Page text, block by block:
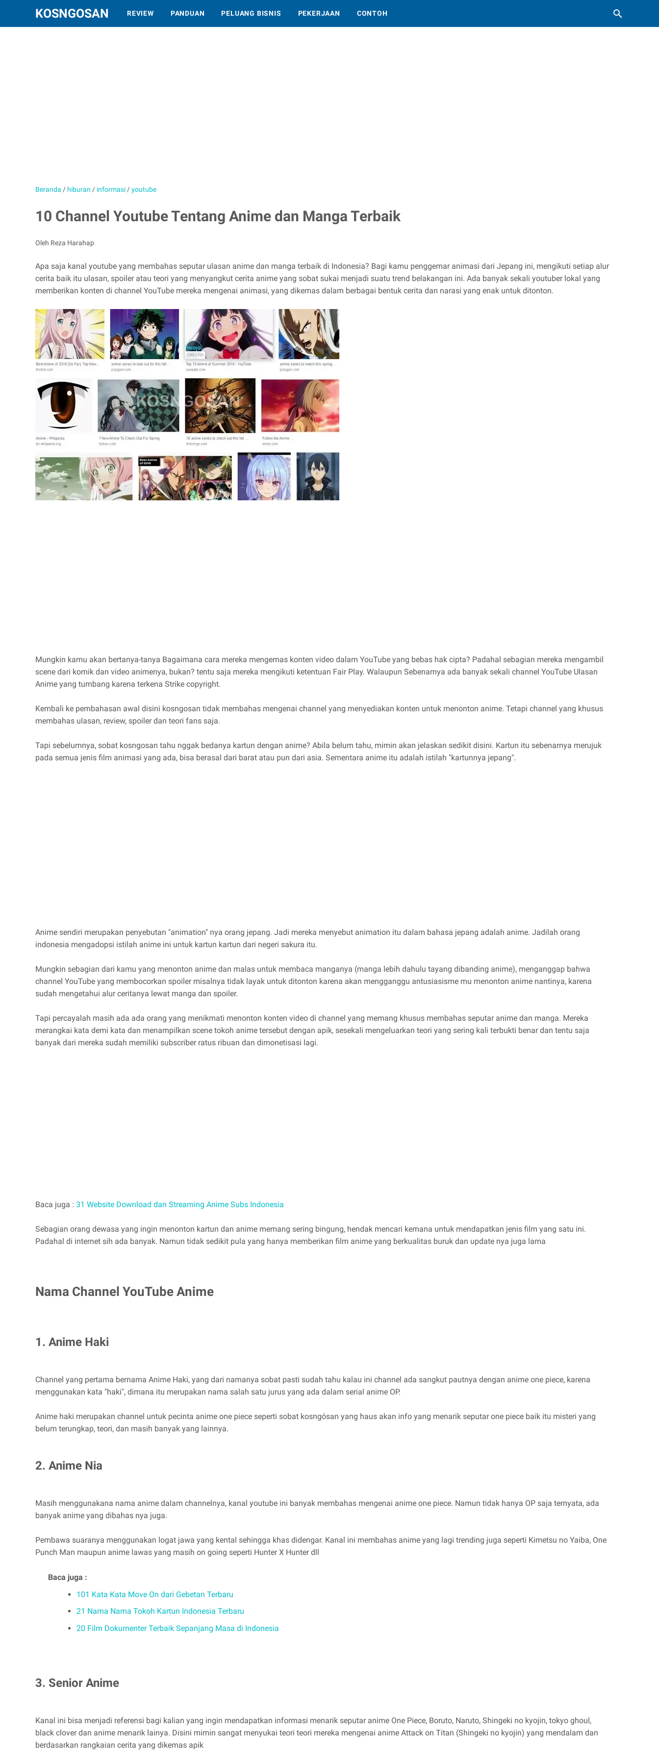
KOSNGOSAN REVIEW PANDUAN PELUANG BISNIS PEKERJAAN CONTOH
Beranda / hiburan / informasi /youtube
10 Channel Youtube Tentang Anime dan Manga Terbaik
Oleh Reza Harahap
Apa saja kanal youtube yang membahas seputar ulasan anime dan manga terbaik di Indonesia? Bagi kamu penggemar animasi dari Jepang ini, mengikuti setiap alur
cerita baik itu ulasan, spoiler atau teori yang menyangkut cerita anime yang sobat sukai menjadi suatu trend belakangan ini. Ada banyak sekali youtuber lokal yang
memberikan konten di channel YouTube mereka mengenai animasi, yang dikemas dalam berbagai bentuk cerita dan narasi yang enak untuk ditonton.
Mungkin kamu akan bertanya-tanya Bagaimana cara mereka mengemas konten video dalam YouTube yang bebas hak cipta? Padahal sebagian mereka mengambil
scene dari komik dan video animenya, bukan? tentu saja mereka mengikuti ketentuan Fair Play. Walaupun Sebenarnya ada banyak sekali channel YouTube Ulasan
Anime yang tumbang karena terkena Strike copyright.
Kembali ke pembahasan awal disini kosngosan tidak membahas mengenai channel yang menyediakan konten untuk menonton anime. Tetapi channel yang khusus
membahas ulasan, review, spoiler dan teori fans saja.
Tapi sebelumnya, sobat kosngosan tahu nggak bedanya kartun dengan anime? Abila belum tahu, mimin akan jelaskan sedikit disini. Kartun itu sebenarnya merujuk
pada semua jenis film animasi yang ada, bisa berasal dari barat atau pun dari asia. Sementara anime itu adalah istilah "kartunnya jepang".
Anime sendiri merupakan penyebutan "animation" nya orang jepang. Jadi mereka menyebut animation itu dalam bahasa jepang adalah anime. Jadilah orang
indonesia mengadopsi istilah anime ini untuk kartun kartun dari negeri sakura itu.
Mungkin sebagian dari kamu yang menonton anime dan malas untuk membaca manganya (manga lebih dahulu tayang dibanding anime), menganggap bahwa
channel YouTube yang membocorkan spoiler misalnya tidak layak untuk ditonton karena akan mengganggu antusiasisme mu menonton anime nantinya, karena
sudah mengetahui alur ceritanya lewat manga dan spoiler.
Tapi percayalah masih ada ada orang yang menikmati menonton konten video di channel yang memang khusus membahas seputar anime dan manga. Mereka
merangkai kata demi kata dan menampilkan scene tokoh anime tersebut dengan apik, sesekali mengeluarkan teori yang sering kali terbukti benar dan tentu saja
banyak dari mereka sudah memiliki subscriber ratus ribuan dan dimonetisasi lagi.
Baca juga : 31 Website Download dan Streaming Anime Subs Indonesia
Sebagian orang dewasa yang ingin menonton kartun dan anime memang sering bingung, hendak mencari kemana untuk mendapatkan jenis film yang satu ini.
Padahal di internet sih ada banyak. Namun tidak sedikit pula yang hanya memberikan film anime yang berkualitas buruk dan update nya juga lama
Nama Channel YouTube Anime
1. Anime Haki
Channel yang pertama bernama Anime Haki, yang dari namanya sobat pasti sudah tahu kalau ini channel ada sangkut pautnya dengan anime one piece, karena
menggunakan kata "haki", dimana itu merupakan nama salah satu jurus yang ada dalam serial anime OP.
Anime haki merupakan channel untuk pecinta anime one piece seperti sobat kosngósan yang haus akan info yang menarik seputar one piece baik itu misteri yang
belum terungkap, teori, dan masih banyak yang lainnya.
2. Anime Nia
Masih menggunakana nama anime dalam channelnya, kanal youtube ini banyak membahas mengenai anime one piece. Namun tidak hanya OP saja ternyata, ada
banyak anime yang dibahas nya juga.
Pembawa suaranya menggunakan logat jawa yang kental sehingga khas didengar. Kanal ini membahas anime yang lagi trending juga seperti Kimetsu no Yaiba, One
Punch Man maupun anime lawas yang masih on going seperti Hunter X Hunter dll
Baca juga :
101 Kata Kata Move On dari Gebetan Terbaru
21 Nama Nama Tokoh Kartun Indonesia Terbaru
20 Film Dokumenter Terbaik Sepanjang Masa di Indonesia
3. Senior Anime
Kanal ini bisa menjadi referensi bagi kalian yang ingin mendapatkan informasi menarik seputar anime One Piece, Boruto, Naruto, Shingeki no kyojin, tokyo ghoul,
black clover dan anime menarik lainya. Disini mimin sangat menyukai teori teori mereka mengenai anime Attack on Titan (Shingeki no kyojin) yang mendalam dan
berdasarkan rangkaian cerita yang dikemas apik